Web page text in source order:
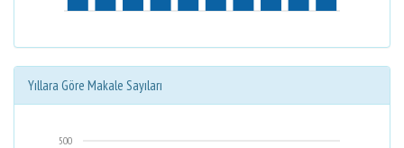
Yıllara Göre Makale Sayıları
500